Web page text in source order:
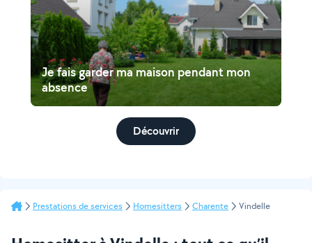
Je fais garder ma maison pendant mon
absence
Découvrir
Prestations de services Homesitters Charente Vindelle